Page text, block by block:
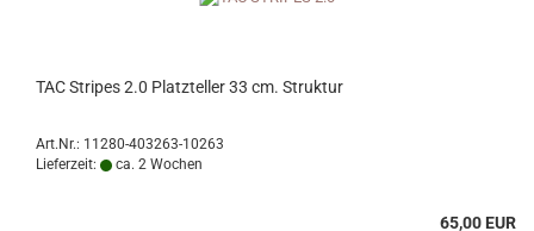
TAC Stripes 2.0 Platzteller 33 cm. Struktur
Art.Nr.: 11280-403263-10263
Lieferzeit:
ca. 2 Wochen
65,00 EUR